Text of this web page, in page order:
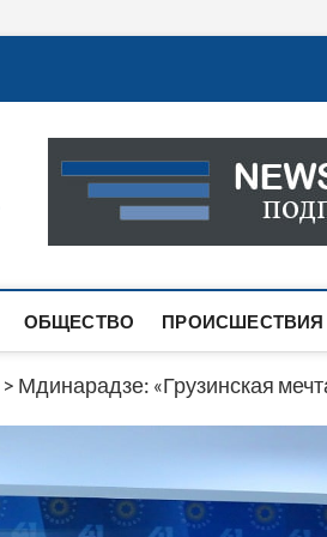
Новости
САМАЯ АКТУАЛЬНАЯ
САЙТЕ ВЫ НАЙДЕТЕ
ОБЩЕСТВО ПРОИСШЕСТВИЯ
> Мдинарадзе: «Грузинская